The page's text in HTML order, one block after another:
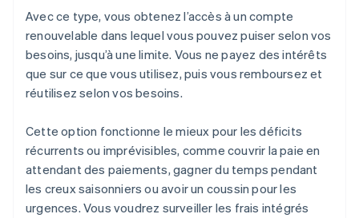
Avec ce type, vous obtenez l’accès à un compte
renouvelable dans lequel vous pouvez puiser selon vos
besoins, jusqu’à une limite. Vous ne payez des intérêts
que sur ce que vous utilisez, puis vous remboursez et
réutilisez selon vos besoins.
Cette option fonctionne le mieux pour les déficits
récurrents ou imprévisibles, comme couvrir la paie en
attendant des paiements, gagner du temps pendant
les creux saisonniers ou avoir un coussin pour les
urgences. Vous voudrez surveiller les frais intégrés